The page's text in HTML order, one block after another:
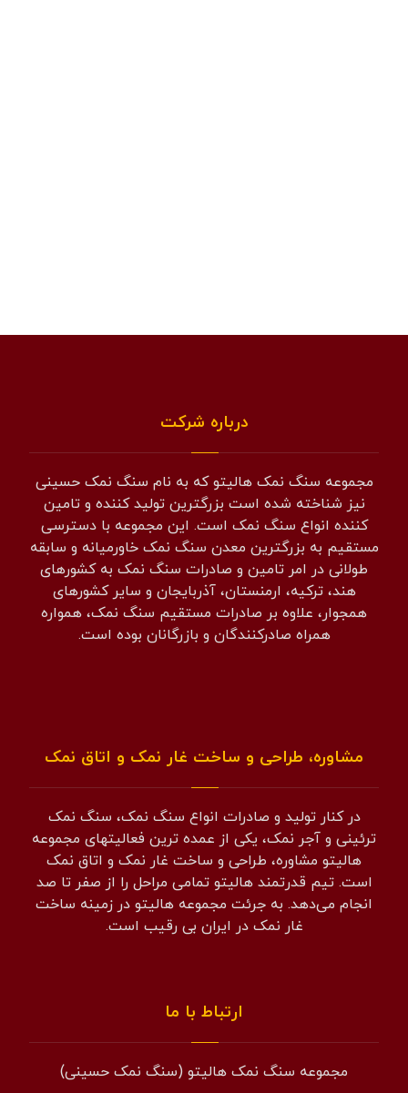
درباره شرکت
مجموعه سنگ نمک هالیتو که به نام سنگ نمک حسینی
نیز شناخته شده است بزرگترین تولید کننده و تامین
کننده انواع سنگ نمک است. این مجموعه با دسترسی
مستقیم به بزرگترین معدن سنگ نمک خاورمیانه و سابقه
طولانی در امر تامین و صادرات سنگ نمک به کشورهای
هند، ترکیه، ارمنستان، آذربایجان و سایر کشورهای
همجوار، علاوه بر صادرات مستقیم سنگ نمک، همواره
همراه صادرکنندگان و بازرگانان بوده است.
مشاوره، طراحی و ساخت غار نمک و اتاق نمک
در کنار تولید و صادرات انواع سنگ نمک، سنگ نمک
ترئینی و آجر نمک، یکی از عمده ترین فعالیتهای مجموعه
هالیتو مشاوره، طراحی و ساخت غار نمک و اتاق نمک
است. تیم قدرتمند هالیتو تمامی مراحل را از صفر تا صد
انجام می‌دهد. به جرئت مجموعه هالیتو در زمینه ساخت
غار نمک در ایران بی رقیب است.
ارتباط با ما
مجموعه سنگ نمک هالیتو (سنگ نمک حسینی)